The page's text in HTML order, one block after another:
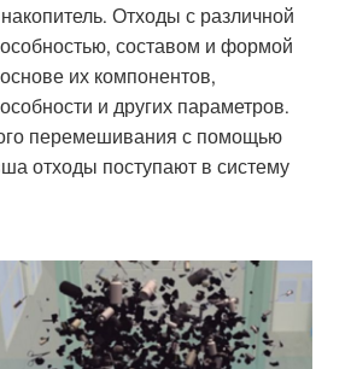
Отходы с различной
составом и формой
их компонентов,
и других параметров.
перемешивания с помощью
отходы поступают в систему